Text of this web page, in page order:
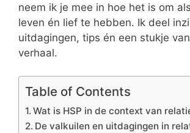
neem ik je mee in hoe het is om
leven én lief te hebben. Ik deel
uitdagingen, tips én een stukje
verhaal.
Table of Contents
Wat is HSP in de context van
De valkuilen en uitdagingen in